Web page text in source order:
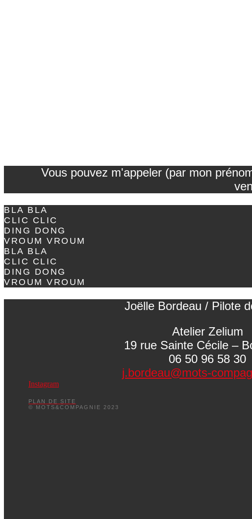
Vous pouvez m'appeler (par mon
BLA BLA
CLIC CLIC
DING DONG
VROUM VROUM
BLA BLA
CLIC CLIC
DING DONG
VROUM VROUM
Joëlle Bordeau / Pilote
Atelier Zelium
19 rue Sainte Cécile –
06 50 96 58 30
j.bordeau@mots-
Instagram
PLAN DE SITE
© MOTS&COMPAGNIE 2023